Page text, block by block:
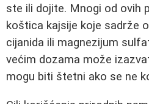
ste ili dojite. Mnogi od ovih
koštica kajsije koje sadrže
cijanida ili magnezijum
većim dozama može
mogu biti štetni ako se ne